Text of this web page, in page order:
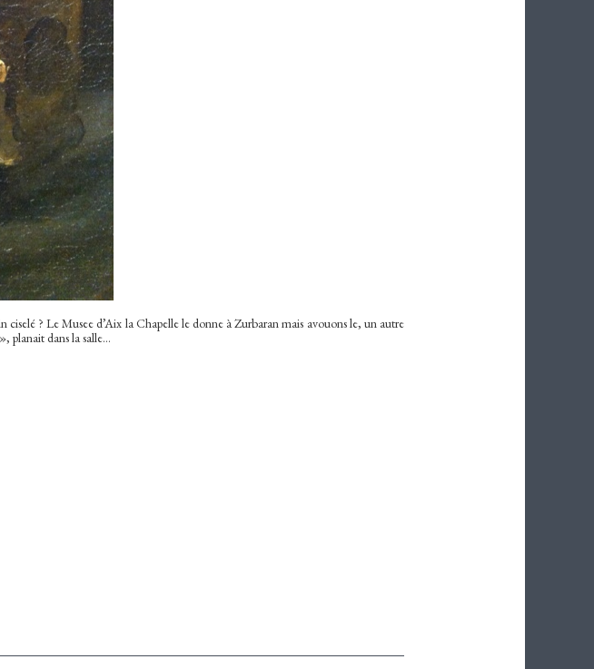
ciselé ? Le Musee d’Aix la Chapelle le donne à Zurbaran mais avouons le, un autre
planait dans la salle…